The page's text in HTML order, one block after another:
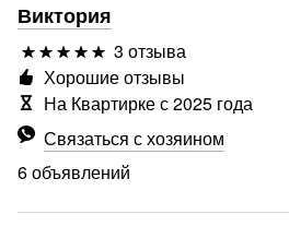
Виктория
3 отзыва
Связаться с хозяином
6 объявлений
Хорошие отзывы
На Квартирке с 2025 года